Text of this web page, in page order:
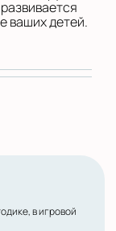
ваших детей.
в игровой